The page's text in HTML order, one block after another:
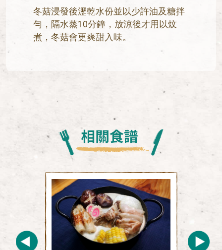
冬菇浸發後瀝乾水份並以少許油及糖拌
勻，隔水蒸10分鐘，放涼後才用以炆
煮，冬菇會更爽甜入味。